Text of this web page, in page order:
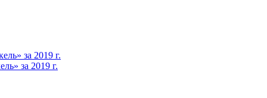
за 2019 г.
за 2019 г.